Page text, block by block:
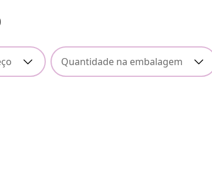
Quantidade na embalagem